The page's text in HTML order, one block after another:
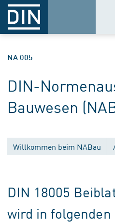
NA 005
DIN-
Bauwesen
Willkommen beim NABau
DIN 18005
wird in